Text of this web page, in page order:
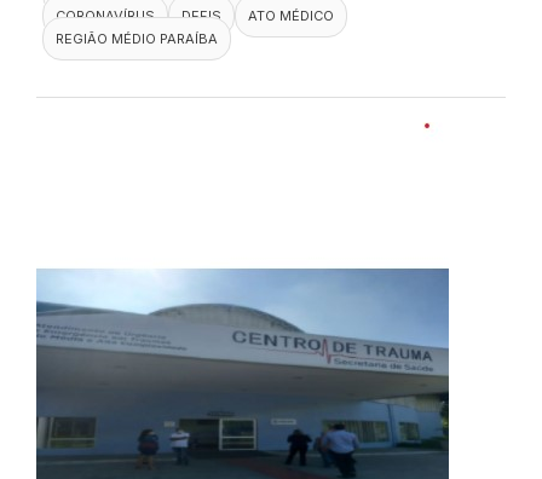
CORONAVÍRUS
DEFIS
ATO MÉDICO
REGIÃO MÉDIO PARAÍBA